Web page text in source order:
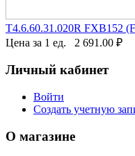
T4.6.60.31.020R FXB152
Цена за 1 ед.
2 691.00 ₽
Личный кабинет
Войти
Создать учетную
О магазине